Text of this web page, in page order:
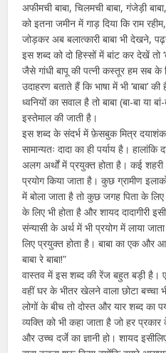
अफीमची बाबा, चिलमची बाबा, गंजेड़ी
को इतना जमीन में गाड़ दिया कि राम
जोड़कर अब बलात्कारी बाबा भी देखने,
इस शब्द को दो हिस्सों में बांट कर देखें तो
जैसे गांधी बापू की पत्नी कस्तूर हम सब
उदाहरण बताते हैं कि भाषा में भी ‘बाबा’
ध्वनियों का सवाल है तो बाबा (बा-बा या
इस्तेमाल की जाती है।
इस शब्द के संदर्भ में फ़ेसबुक मित्र
सामान्यतः दादा का ही पर्याय है।
अलग अर्थों में प्रयुक्त होता है। कई शहरी
प्रयोग किया जाता है। कुछ ग्रामीण
में बोला जाता है तो कुछ जगह पिता के
के लिए भी होता है और शायद दादागीरी
संन्यासी के अर्थ में भी प्रयोग में लाया
लिए प्रयुक्त होता है। बाबा का एक और
बाबा रे बाबा!”
वास्तव में इस शब्द की रेंज बहुत बड़ी है।
वहीं घर के भीतर खेलने वाला छोटा बच्चा भी
लोगों के बीच तो दोस्त और यार शब्द का
व्यक्ति को भी कहा जाता है जो हर
और उच्च दर्जे का ज्ञानी हो। शायद